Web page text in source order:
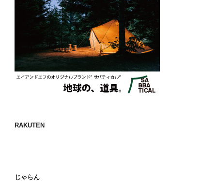
RAKUTEN